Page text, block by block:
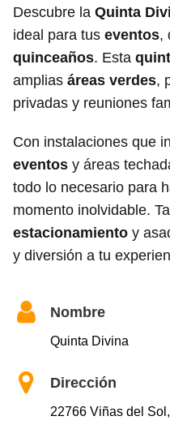
Descubre la Quinta
ideal para tus eventos,
quinceaños. Esta
amplias áreas verdes,
privadas y reuniones
Con instalaciones que
eventos y áreas
todo lo necesario para
momento inolvidable.
estacionamiento y
y diversión a tu
Nombre
Quinta Divina
Dirección
22766 Viñas del